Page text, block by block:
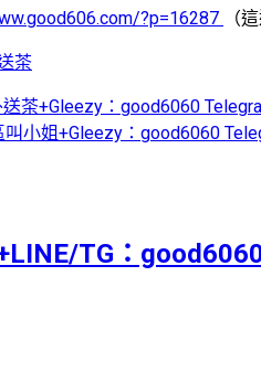
?p=16287 （
茶
茶+Gleezy：good6060
叫小姐+Gleezy：good6060
TG：